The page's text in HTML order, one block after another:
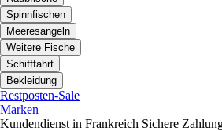
Spinnfischen
Meeresangeln
Weitere Fische
Schifffahrt
Bekleidung
Restposten-Sale
Marken
Kundendienst in Frankreich Sichere